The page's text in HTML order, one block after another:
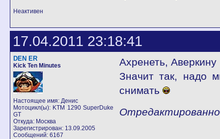
Неактивен
17.04.2011 23:18:41
DEN ER
Kick Ten Minutes
Настоящее имя: Денис
Мотоцикл(ы): KTM 1290 SuperDuke
GT
Откуда: Москва
Зарегистрирован: 13.09.2005
Сообщений: 6167
Ахренеть,
Значит так, надо
снимать
Отредактированно